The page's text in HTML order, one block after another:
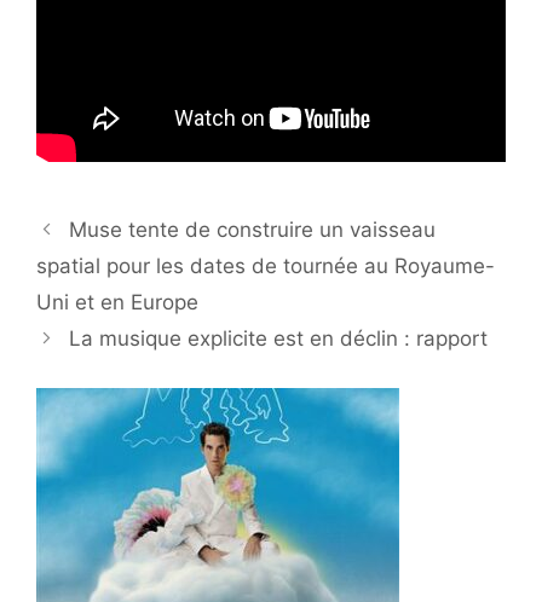
Muse tente de construire un vaisseau
spatial pour les dates de tournée au Royaume-
Uni et en Europe
La musique explicite est en déclin : rapport